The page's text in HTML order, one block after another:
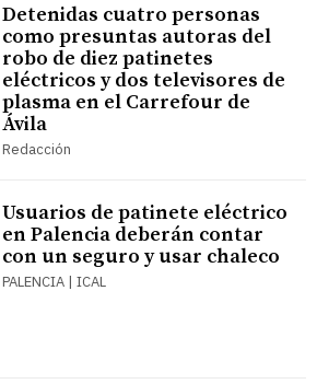
Detenidas cuatro personas
como presuntas autoras del
robo de diez patinetes
eléctricos y dos televisores de
plasma en el Carrefour de
Ávila
Redacción
Usuarios de patinete eléctrico
en Palencia deberán contar
con un seguro y usar chaleco
PALENCIA | ICAL